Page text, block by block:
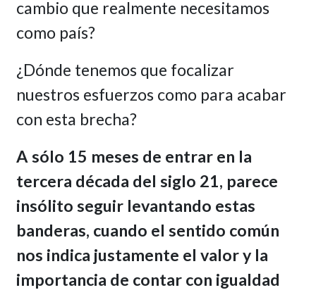
cambio que realmente necesitamos
como país?
¿Dónde tenemos que focalizar
nuestros esfuerzos como para acabar
con esta brecha?
A sólo 15 meses de entrar en la
tercera década del siglo 21, parece
insólito seguir levantando estas
banderas, cuando el sentido común
nos indica justamente el valor y la
importancia de contar con igualdad